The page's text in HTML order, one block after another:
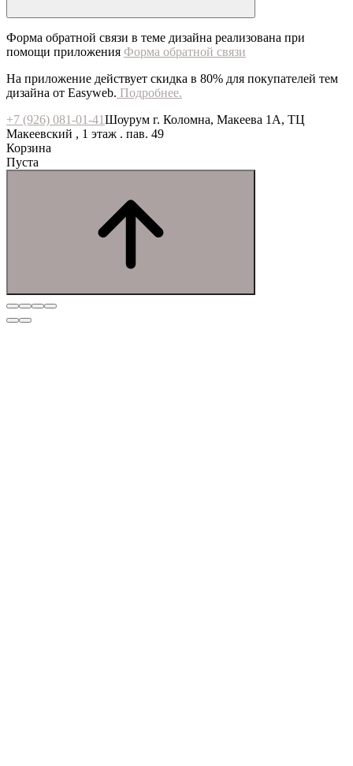
Форма обратной связи в теме дизайна реализована при
помощи приложения Форма обратной связи
На приложение действует скидка в 80% для покупателей тем
дизайна от Easyweb. Подробнее.
+7 (926) 081-01-41Шоурум г. Коломна, Макеева 1А, ТЦ
Макеевский , 1 этаж . пав. 49
Корзина
Пуста